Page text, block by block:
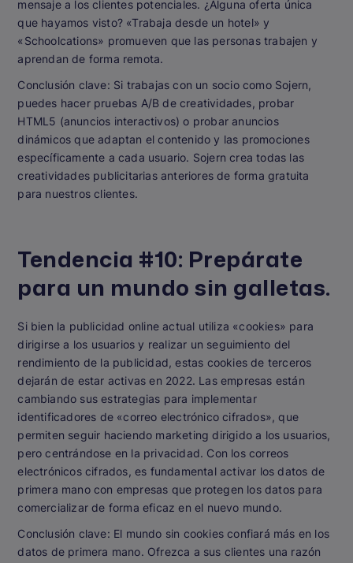
mensaje a los clientes potenciales. ¿Alguna oferta única
que hayamos visto? «Trabaja desde un hotel» y
«Schoolcations» promueven que las personas trabajen y
aprendan de forma remota.
Conclusión clave: Si trabajas con un socio como Sojern,
puedes hacer pruebas A/B de creatividades, probar
HTML5 (anuncios interactivos) o probar anuncios
dinámicos que adaptan el contenido y las promociones
específicamente a cada usuario. Sojern crea todas las
creatividades publicitarias anteriores de forma gratuita
para nuestros clientes.
Tendencia #10: Prepárate
para un mundo sin galletas.
Si bien la publicidad online actual utiliza «cookies» para
dirigirse a los usuarios y realizar un seguimiento del
rendimiento de la publicidad, estas cookies de terceros
dejarán de estar activas en 2022. Las empresas están
cambiando sus estrategias para implementar
identificadores de «correo electrónico cifrados», que
permiten seguir haciendo marketing dirigido a los usuarios,
pero centrándose en la privacidad. Con los correos
electrónicos cifrados, es fundamental activar los datos de
primera mano con empresas que protegen los datos para
comercializar de forma eficaz en el nuevo mundo.
Conclusión clave: El mundo sin cookies confiará más en los
datos de primera mano. Ofrezca a sus clientes una razón